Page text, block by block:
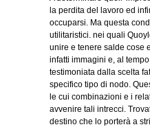
la perdita del lavoro ed
occuparsi. Ma questa
utilitaristici. nei quali
unire e tenere salde cose
infatti immagini e, al
testimoniata dalla scelta
specifico tipo di nodo.
le cui combinazioni e i
avvenire tali intrecci.
destino che lo porterà a